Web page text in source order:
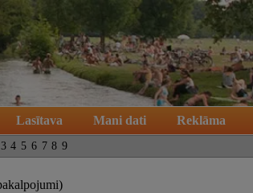
Lasītava Mani dati Reklāma
3 4 5 6 7 8 9